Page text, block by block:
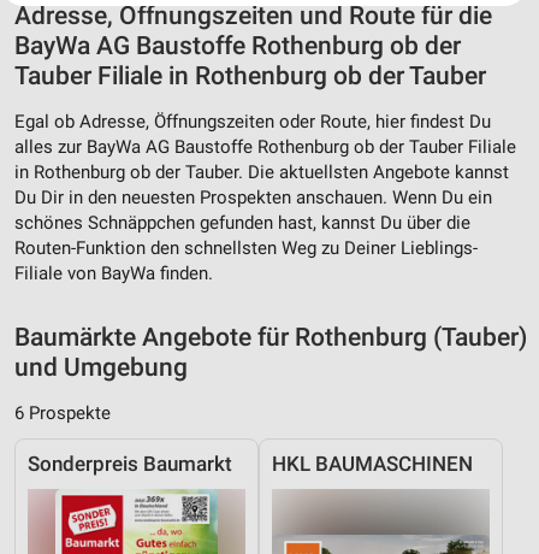
Adresse, Öffnungszeiten und Route für die
BayWa AG Baustoffe Rothenburg ob der
Tauber Filiale in Rothenburg ob der Tauber
Egal ob Adresse, Öffnungszeiten oder Route, hier findest Du
alles zur BayWa AG Baustoffe Rothenburg ob der Tauber Filiale
in Rothenburg ob der Tauber. Die aktuellsten Angebote kannst
Du Dir in den neuesten Prospekten anschauen. Wenn Du ein
schönes Schnäppchen gefunden hast, kannst Du über die
Routen-Funktion den schnellsten Weg zu Deiner Lieblings-
Filiale von BayWa finden.
Baumärkte Angebote für Rothenburg (Tauber)
und Umgebung
6 Prospekte
Sonderpreis Baumarkt HKL BAUMASCHINEN
Website/App.
Partnerliste anzeigen (1 IAB-Anbieter)
Wir nutzen Ihre Daten für folgende Zwecke:
Speichern von oder Zugriff auf Informationen
auf einem Endgerät
Verwendung reduzierter Daten zur Auswahl von
Werbeanzeigen
Erstellung von Profilen für personalisierte
Verwendung von Profilen zur Auswahl
personalisierter Werbung
Erstellung von Profilen zur Personalisierung
Verwendung von Profilen zur Auswahl
personalisierter Inhalte